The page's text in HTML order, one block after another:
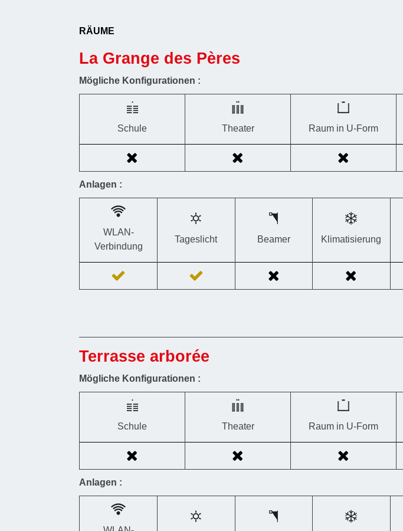
RÄUME
La Grange des Pères
Mögliche Konfigurationen :
Schule Theater Raum in U-Form
Anlagen :
WLAN-
Verbindung
Tageslicht Beamer Klimatisierung
Terrasse arborée
Mögliche Konfigurationen :
Schule Theater Raum in U-Form
Anlagen :